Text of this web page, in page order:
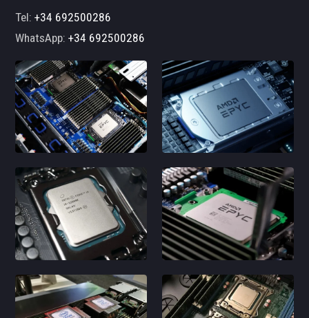
Tel:+34 692500286
WhatsApp:+34 692500286